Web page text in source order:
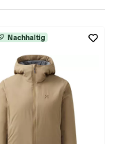
Nachhaltig